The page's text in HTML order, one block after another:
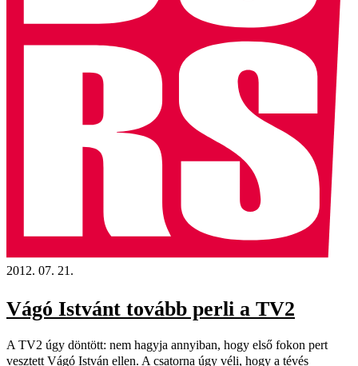
2012. 07. 21.
Vágó Istvánt tovább perli a TV2
A TV2 úgy döntött: nem hagyja annyiban, hogy első fokon pert
vesztett Vágó István ellen. A csatorna úgy véli, hogy a tévés